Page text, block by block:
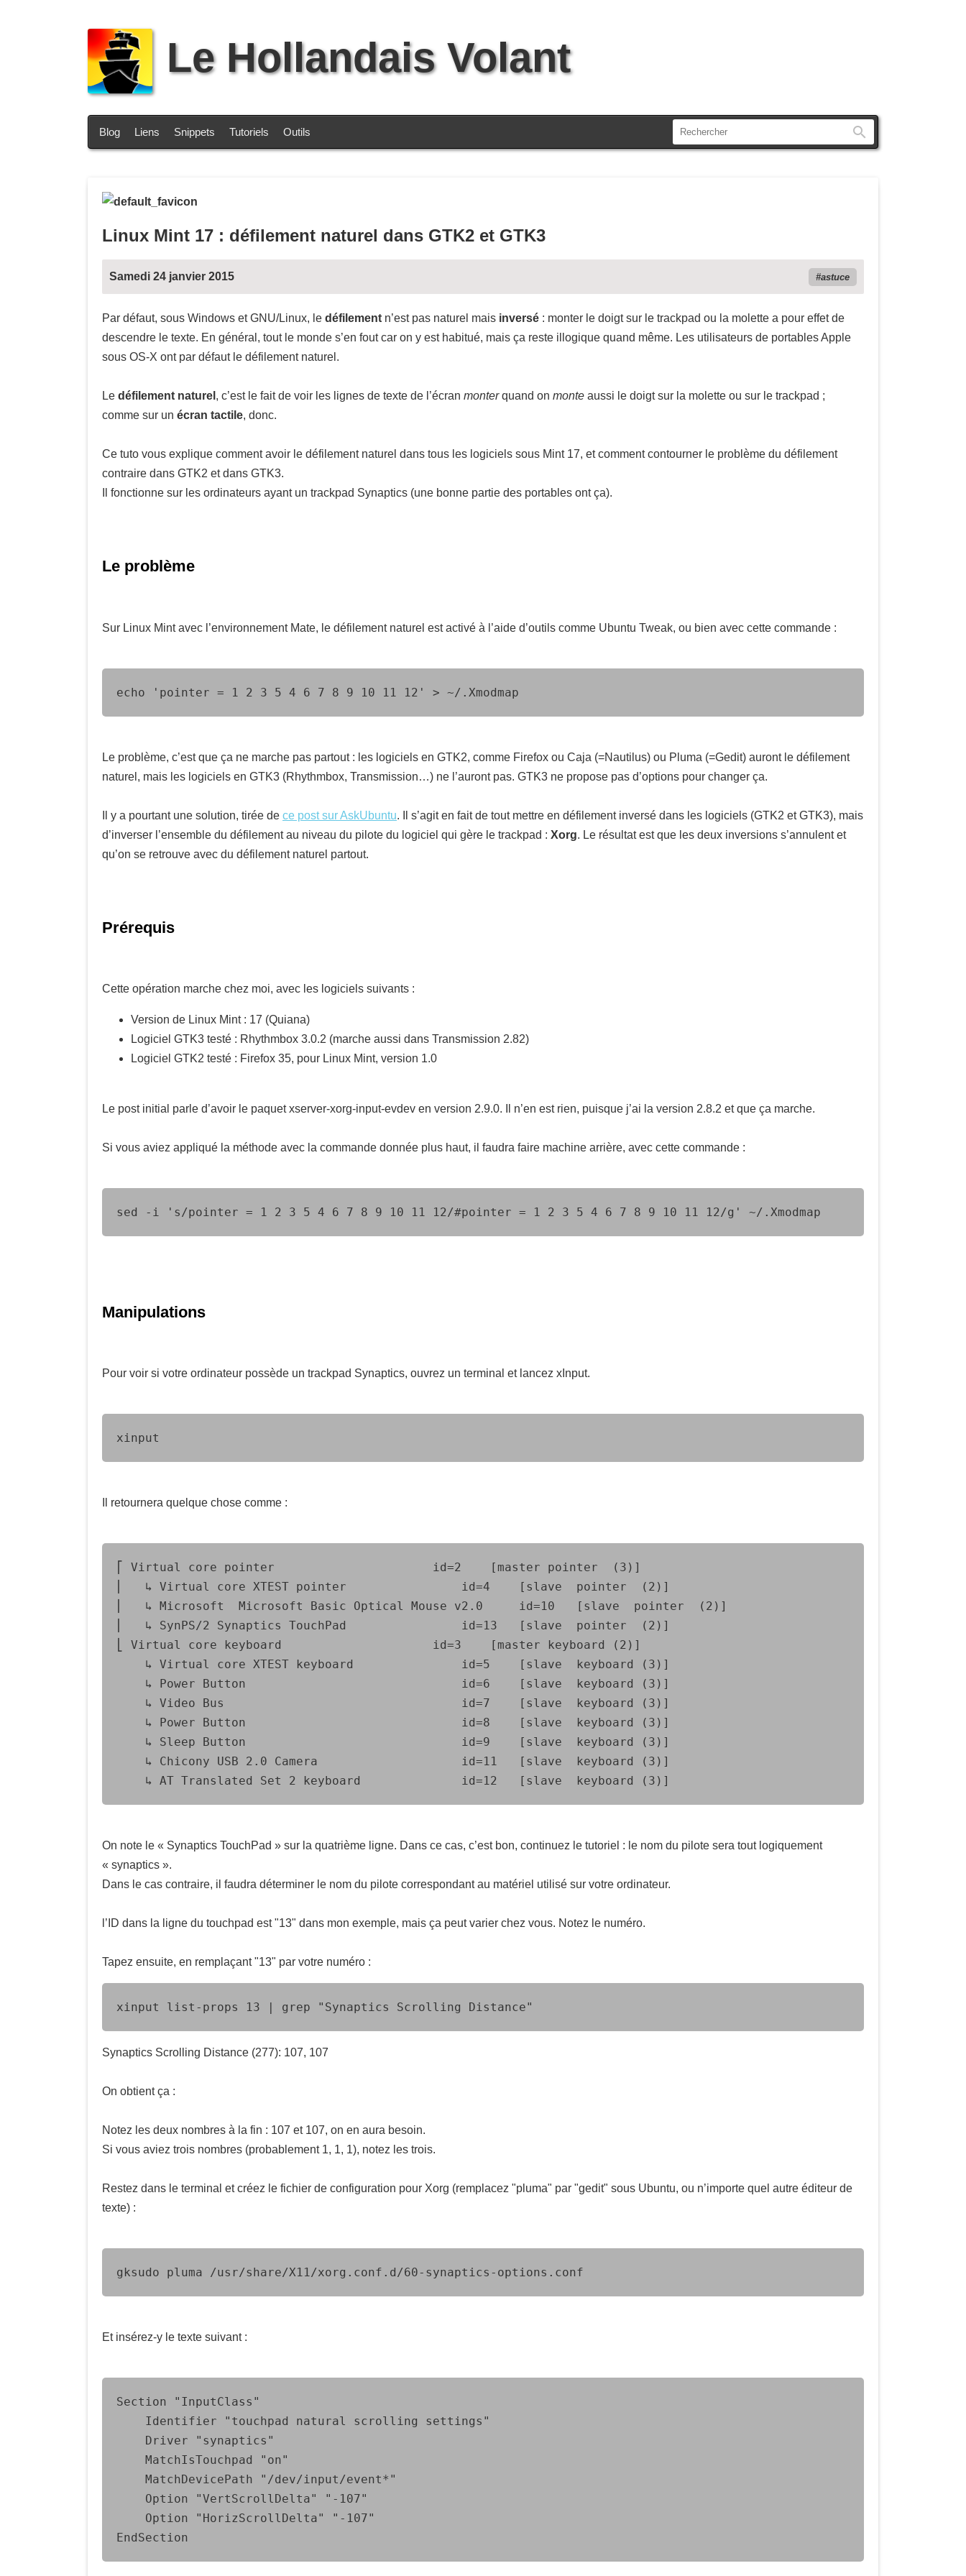
Le Hollandais Volant
Blog Liens Snippets Tutoriels Outils
Linux Mint 17 : défilement naturel dans GTK2 et GTK3
Samedi 24 janvier 2015 astuce
Par défaut, sous Windows et GNU/Linux, le défilement n’est pas naturel mais inversé : monter le doigt sur le trackpad ou la molette a pour effet de
descendre le texte. En général, tout le monde s’en fout car on y est habitué, mais ça reste illogique quand même. Les utilisateurs de portables Apple
sous OS-X ont par défaut le défilement naturel.
Le défilement naturel , c’est le fait de voir les lignes de texte de l’écran monterquand on monte aussi le doigt sur la molette ou sur le trackpad ;
comme sur un écran tactile, donc.
Ce tuto vous explique comment avoir le défilement naturel dans tous les logiciels sous Mint 17, et comment contourner le problème du défilement
contraire dans GTK2 et dans GTK3.
Il fonctionne sur les ordinateurs ayant un trackpad Synaptics (une bonne partie des portables ont ça).
Le problème
Sur Linux Mint avec l’environnement Mate, le défilement naturel est activé à l’aide d’outils comme Ubuntu Tweak, ou bien avec cette commande :
echo 'pointer = 1 2 3 5 4 6 7 8 9 10 11 12' > ~/.Xmodmap
Le problème, c’est que ça ne marche pas partout : les logiciels en GTK2, comme Firefox ou Caja (=Nautilus) ou Pluma (=Gedit) auront le défilement
naturel, mais les logiciels en GTK3 (Rhythmbox, Transmission…) ne l’auront pas. GTK3 ne propose pas d’options pour changer ça.
Il y a pourtant une solution, tirée de ce post sur AskUbuntu. Il s’agit en fait de tout mettre en défilement inversé dans les logiciels (GTK2 et GTK3), mais
d’inverser l’ensemble du défilement au niveau du pilote du logiciel qui gère le trackpad : Xorg. Le résultat est que les deux inversions s’annulent et
qu’on se retrouve avec du défilement naturel partout.
Prérequis
Cette opération marche chez moi, avec les logiciels suivants :
Version de Linux Mint : 17 (Quiana)
Logiciel GTK3 testé : Rhythmbox 3.0.2 (marche aussi dans Transmission 2.82)
Logiciel GTK2 testé : Firefox 35, pour Linux Mint, version 1.0
Le post initial parle d’avoir le paquet xserver-xorg-input-evdev en version 2.9.0. Il n’en est rien, puisque j’ai la version 2.8.2 et que ça marche.
Si vous aviez appliqué la méthode avec la commande donnée plus haut, il faudra faire machine arrière, avec cette commande :
sed -i 's/pointer = 1 2 3 5 4 6 7 8 9 10 11 12/#pointer = 1 2 3 5 4 6 7 8 9 10 11 12/g' ~/.Xmodmap
Manipulations
Pour voir si votre ordinateur possède un trackpad Synaptics, ouvrez un terminal et lancez xInput.
xinput
Il retournera quelque chose comme :
⎡ Virtual core pointer                    	id=2	[master pointer  (3)]
⎜   ↳ Virtual core XTEST pointer              	id=4	[slave  pointer  (2)]
⎜   ↳ Microsoft  Microsoft Basic Optical Mouse v2.0 	id=10	[slave  pointer  (2)]
⎜   ↳ SynPS/2 Synaptics TouchPad              	id=13	[slave  pointer  (2)]
⎣ Virtual core keyboard                   	id=3	[master keyboard (2)]
    ↳ Virtual core XTEST keyboard             	id=5	[slave  keyboard (3)]
    ↳ Power Button                            	id=6	[slave  keyboard (3)]
    ↳ Video Bus                               	id=7	[slave  keyboard (3)]
    ↳ Power Button                            	id=8	[slave  keyboard (3)]
    ↳ Sleep Button                            	id=9	[slave  keyboard (3)]
    ↳ Chicony USB 2.0 Camera                  	id=11	[slave  keyboard (3)]
On note le « Synaptics TouchPad » sur la quatrième ligne. Dans ce cas, c’est bon, continuez le tutoriel : le nom du pilote sera tout logiquement
« synaptics ».
Dans le cas contraire, il faudra déterminer le nom du pilote correspondant au matériel utilisé sur votre ordinateur.
l’ID dans la ligne du touchpad est "13" dans mon exemple, mais ça peut varier chez vous. Notez le numéro.
Tapez ensuite, en remplaçant "13" par votre numéro :
xinput list-props 13 | grep "Synaptics Scrolling Distance"
Synaptics Scrolling Distance (277): 107, 107
On obtient ça :
Notez les deux nombres à la fin : 107 et 107, on en aura besoin.
Si vous aviez trois nombres (probablement 1, 1, 1), notez les trois.
Restez dans le terminal et créez le fichier de configuration pour Xorg (remplacez "pluma" par "gedit" sous Ubuntu, ou n’importe quel autre éditeur de
texte) :
gksudo pluma /usr/share/X11/xorg.conf.d/60-synaptics-options.conf
Et insérez-y le texte suivant :
Section "InputClass"